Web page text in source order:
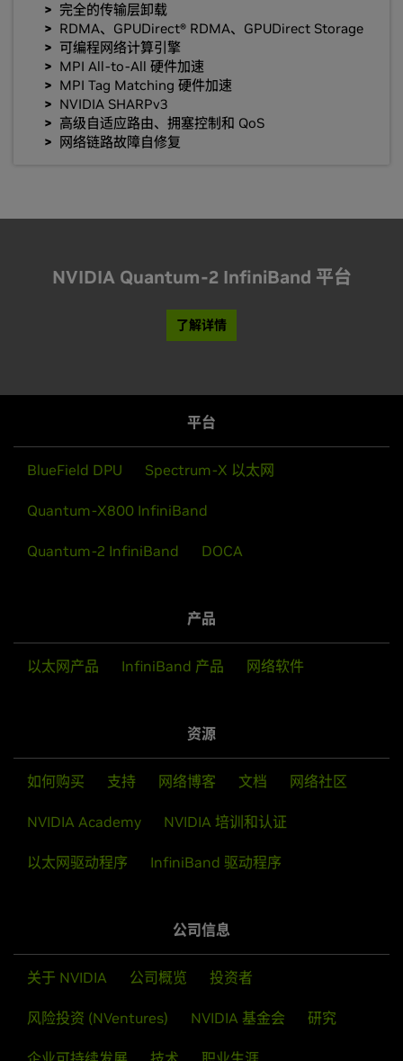
完全的传输层卸载
RDMA、GPUDirect® RDMA、GPUDirect Storage
可编程网络计算引擎
MPI All-to-All 硬件加速
MPI Tag Matching 硬件加速
NVIDIA SHARPv3
高级自适应路由、拥塞控制和 QoS
网络链路故障自修复
NVIDIA Quantum-2 InfiniBand 平台
了解详情
平台
BlueField DPU Spectrum-X 以太网
Quantum-X800 InfiniBand
Quantum-2 InfiniBand DOCA
产品
以太网产品 InfiniBand 产品 网络软件
资源
如何购买 支持 网络博客 文档 网络社区
NVIDIA Academy NVIDIA 培训和认证
以太网驱动程序 InfiniBand 驱动程序
公司信息
关于 NVIDIA 公司概览 投资者
风险投资 (NVentures) NVIDIA 基金会 研究